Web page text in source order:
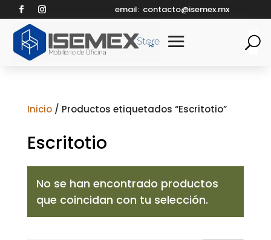
email: contacto@isemex.mx
Inicio/ Productos etiquetados “Escritotio”
Escritotio
No se han encontrado productos
que coincidan con tu selección.